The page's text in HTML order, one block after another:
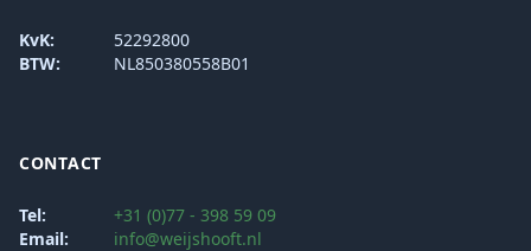
KvK:
52292800
BTW:
NL850380558B01
CONTACT
Tel:
+31 (0)77 - 398 59 09
Email:
info@weijshooft.nl